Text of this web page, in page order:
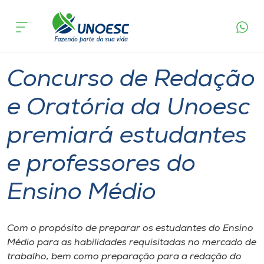
Cursos
Pesquisa
Atendimento ao Estudante
Portal de Ensino
Internacionalização
acontece
Médio
Concurso de Redação
e Oratória da Unoesc
premiará estudantes
e professores do
Ensino Médio
Com o propósito de preparar os estudantes do Ensino
Médio para as habilidades requisitadas no mercado de
trabalho, bem como preparação para a redação do